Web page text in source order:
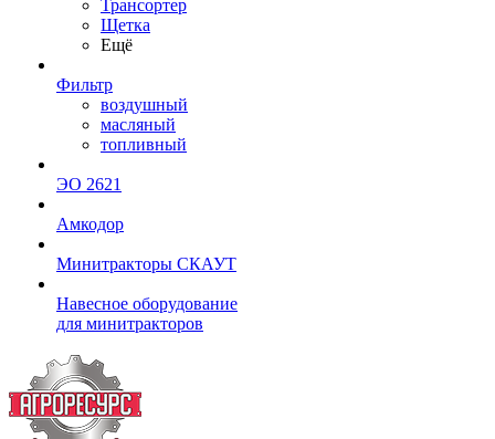
Трансортер
Щетка
Ещё
Фильтр
воздушный
масляный
топливный
ЭО 2621
Амкодор
Минитракторы СКАУТ
Навесное оборудование
для минитракторов